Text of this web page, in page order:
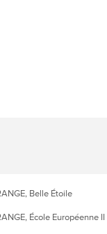
Belle Étoile
École Européenne II